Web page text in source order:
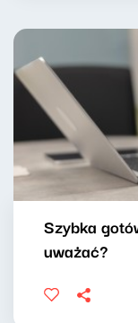
Szybka
uważać?